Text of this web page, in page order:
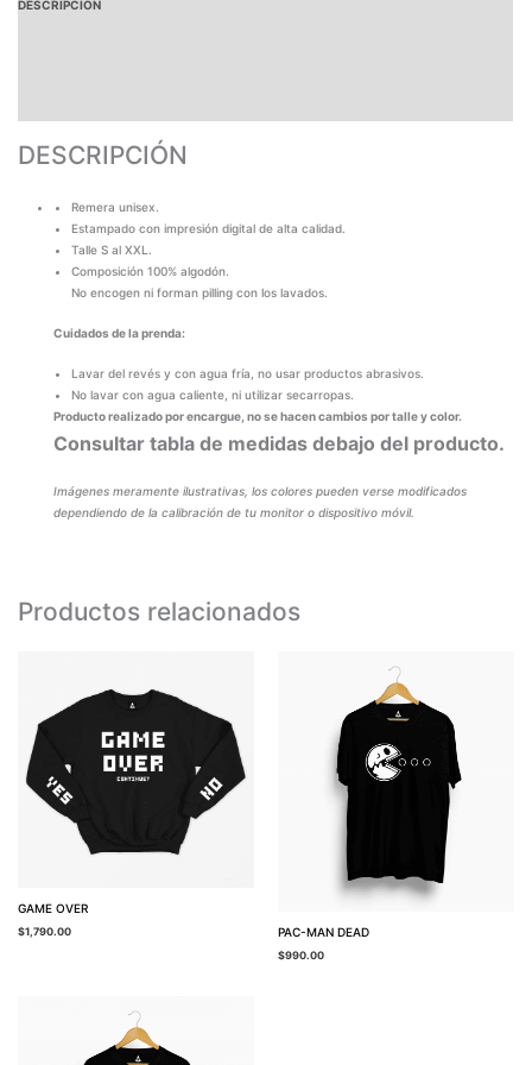
DESCRIPCIÓN
DESCRIPCIÓN
Remera unisex.
Estampado con impresión digital de alta calidad.
Talle S al XXL.
Composición 100% algodón.
No encogen ni forman pilling con los lavados.
Cuidados de la prenda:
Lavar del revés y con agua fría, no usar productos abrasivos.
No lavar con agua caliente, ni utilizar secarropas.
Producto realizado por encargue, no se hacen cambios por talle y color.
Consultar tabla de medidas debajo del producto.
Imágenes meramente ilustrativas, los colores pueden verse modificados
dependiendo de la calibración de tu monitor o dispositivo móvil.
Productos relacionados
GAME OVER
$1,790.00 PAC-MAN DEAD
$990.00